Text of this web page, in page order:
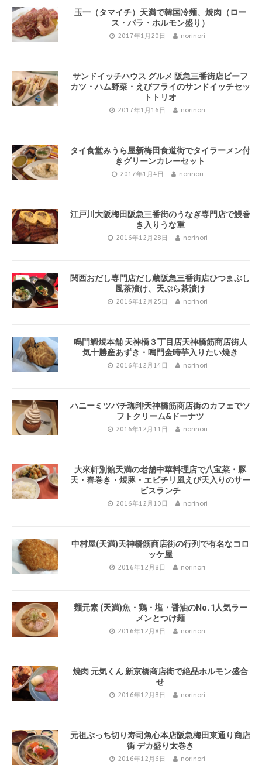
玉一（タマイチ）天満で韓国冷麺、焼肉（ロー
ス・バラ・ホルモン盛り）
2017年1月20日 norinori
サンドイッチハウス グルメ 阪急三番街店ビーフ
カツ・ハム野菜・えびフライのサンドイッチセッ
トトリオ
2017年1月16日 norinori
タイ食堂みうら屋新梅田食道街でタイラーメン付
きグリーンカレーセット
2017年1月4日 norinori
江戸川大阪梅田阪急三番街のうなぎ専門店で鰻巻
き入りうな重
2016年12月28日 norinori
関西おだし専門店だし蔵阪急三番街店ひつまぶし
風茶漬け、天ぷら茶漬け
2016年12月25日 norinori
鳴門鯛焼本舗 天神橋３丁目店天神橋筋商店街人
気十勝産あずき・鳴門金時芋入りたい焼き
2016年12月14日 norinori
ハニーミツバチ珈琲天神橋筋商店街のカフェでソ
フトクリーム&ドーナツ
2016年12月11日 norinori
大來軒別館天満の老舗中華料理店で八宝菜・豚
天・春巻き・焼豚・エビチリ風えび天入りのサー
ビスランチ
2016年12月10日 norinori
中村屋(天満)天神橋筋商店街の行列で有名なコロ
ッケ屋
2016年12月8日 norinori
麺元素 (天満)魚・鶏・塩・醤油のNo. 1人気ラー
メンとつけ麺
2016年12月8日 norinori
焼肉 元気くん 新京橋商店街で絶品ホルモン盛合
せ
2016年12月8日 norinori
元祖ぶっち切り寿司魚心本店阪急梅田東通り商店
街 デカ盛り太巻き
2016年12月6日 norinori